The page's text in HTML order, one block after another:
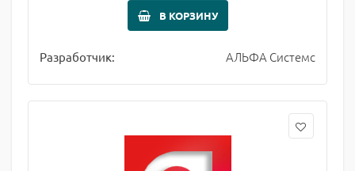
В КОРЗИНУ
Разработчик: АЛЬФА Системс